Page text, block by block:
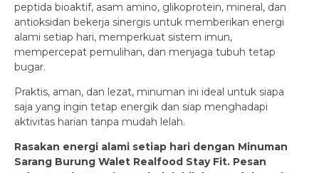
peptida bioaktif, asam amino, glikoprotein, mineral, dan
antioksidan bekerja sinergis untuk memberikan energi
alami setiap hari, memperkuat sistem imun,
mempercepat pemulihan, dan menjaga tubuh tetap
bugar.
Praktis, aman, dan lezat, minuman ini ideal untuk siapa
saja yang ingin tetap energik dan siap menghadapi
aktivitas harian tanpa mudah lelah.
Rasakan energi alami setiap hari dengan Minuman
Sarang Burung Walet Realfood Stay Fit. Pesan